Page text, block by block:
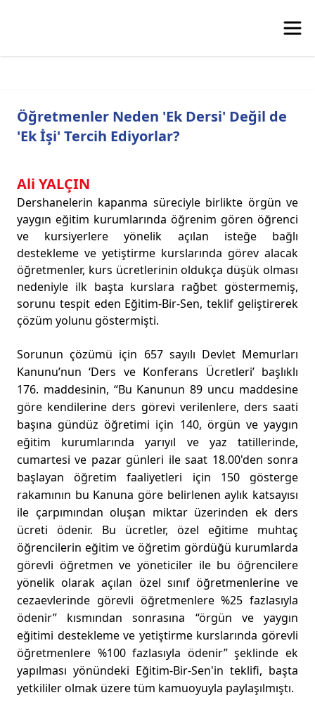
Öğretmenler Neden 'Ek Dersi' Değil de
'Ek İşi' Tercih Ediyorlar?
Ali YALÇIN
Dershanelerin kapanma süreciyle birlikte örgün ve
yaygın eğitim kurumlarında öğrenim gören öğrenci
ve kursiyerlere yönelik açılan isteğe bağlı
destekleme ve yetiştirme kurslarında görev alacak
öğretmenler, kurs ücretlerinin oldukça düşük olması
nedeniyle ilk başta kurslara rağbet göstermemiş,
sorunu tespit eden Eğitim-Bir-Sen, teklif geliştirerek
çözüm yolunu göstermişti.
Sorunun çözümü için 657 sayılı Devlet Memurları
Kanunu’nun ‘Ders ve Konferans Ücretleri’ başlıklı
176. maddesinin, “Bu Kanunun 89 uncu maddesine
göre kendilerine ders görevi verilenlere, ders saati
başına gündüz öğretimi için 140, örgün ve yaygın
eğitim kurumlarında yarıyıl ve yaz tatillerinde,
cumartesi ve pazar günleri ile saat 18.00'den sonra
başlayan öğretim faaliyetleri için 150 gösterge
rakamının bu Kanuna göre belirlenen aylık katsayısı
ile çarpımından oluşan miktar üzerinden ek ders
ücreti ödenir. Bu ücretler, özel eğitime muhtaç
öğrencilerin eğitim ve öğretim gördüğü kurumlarda
görevli öğretmen ve yöneticiler ile bu öğrencilere
yönelik olarak açılan özel sınıf öğretmenlerine ve
cezaevlerinde görevli öğretmenlere %25 fazlasıyla
ödenir” kısmından sonrasına “örgün ve yaygın
eğitimi destekleme ve yetiştirme kurslarında görevli
öğretmenlere %100 fazlasıyla ödenir” şeklinde ek
yapılması yönündeki Eğitim-Bir-Sen'in teklifi, başta
yetkililer olmak üzere tüm kamuoyuyla paylaşılmıştı.